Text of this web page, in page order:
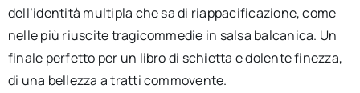
dell’identità multipla che sa di riappacificazione, come
nelle più riuscite tragicommedie in salsa balcanica. Un
finale perfetto per un libro di schietta e dolente finezza,
di una bellezza a tratti commovente.